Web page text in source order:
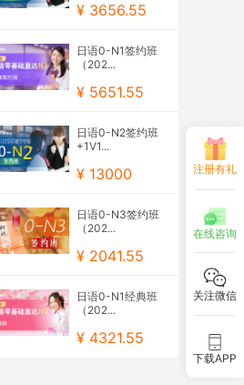
¥ 3656.55
日语0-N1签约班
（202...
¥ 5651.55
日语0-N2签约班
+1V1...
¥ 13000
日语0-N3签约班
（202...
¥ 2041.55
日语0-N1经典班
（202...
¥ 4321.55
注册有礼
在线咨询
关注微信
下载APP